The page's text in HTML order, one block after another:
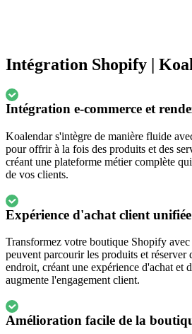
Intégration Shopify |
Intégration e-commerce et
Koalendar s'intègre de manière fluide
pour offrir à la fois des produits et des
créant une plateforme métier complète
de vos clients.
Expérience d'achat client unifiée
Transformez votre boutique Shopify
peuvent parcourir les produits et réserver
endroit, créant une expérience d'achat et
augmente l'engagement client.
Amélioration facile de la